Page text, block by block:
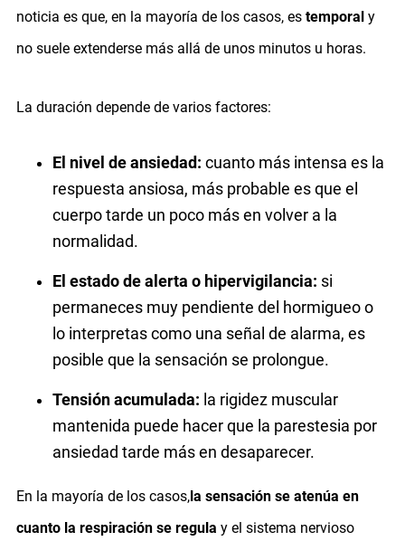
noticia es que, en la mayoría de los casos, es temporaly
no suele extenderse más allá de unos minutos u horas.
La duración depende de varios factores:
El nivel de ansiedad: cuanto más intensa es la
respuesta ansiosa, más probable es que el
cuerpo tarde un poco más en volver a la
normalidad.
El estado de alerta o hipervigilancia: si
permaneces muy pendiente del hormigueo o
lo interpretas como una señal de alarma, es
posible que la sensación se prolongue.
Tensión acumulada: la rigidez muscular
mantenida puede hacer que la parestesia por
ansiedad tarde más en desaparecer.
En la mayoría de los casos,la sensación se atenúa en
cuanto la respiración se regula y el sistema nervioso